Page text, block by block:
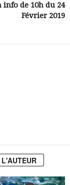
info de 10h du 24
Février 2019